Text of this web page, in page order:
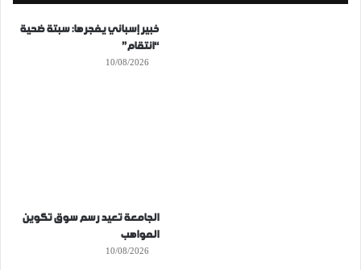
خبير إسباني يفجرها: سبتة ضحية
“انتقام”
10/08/2026
الجامعة تعيد رسم سوق تكوين
المواهب
10/08/2026